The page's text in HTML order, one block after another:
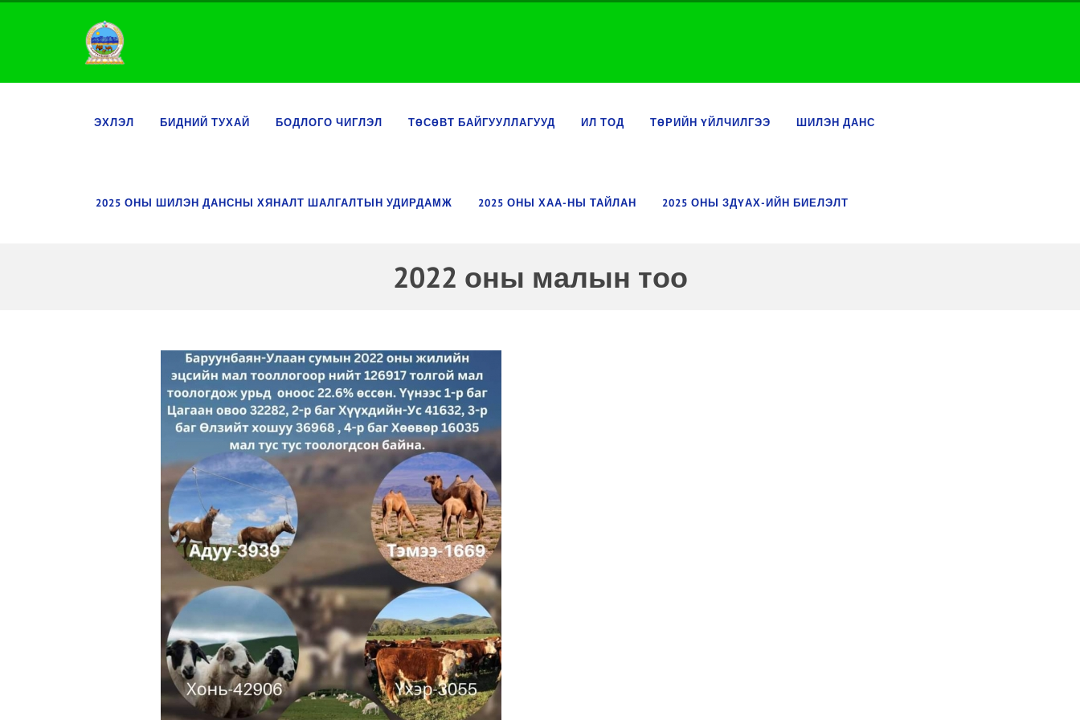
ЭХЛЭЛ БИДНИЙ ТУХАЙ БОДЛОГО ЧИГЛЭЛ ТӨСӨВТ БАЙГУУЛЛАГУУД ИЛ ТОД ТӨРИЙН ҮЙЛЧИЛГЭЭ ШИЛЭН ДАНС
2025 ОНЫ ШИЛЭН ДАНСНЫ ХЯНАЛТ ШАЛГАЛТЫН УДИРДАМЖ 2025 ОНЫ ХАА-НЫ ТАЙЛАН 2025 ОНЫ ЗДҮАХ-ИЙН БИЕЛЭЛТ
2022 оны малын тоо